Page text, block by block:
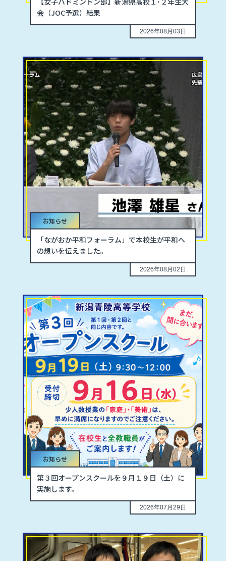
会（JOC予選）結果
2026年08月03日
お知らせ
「ながおか平和フォーラム」で本校生が平和へ
の想いを伝えました。
2026年08月02日
お知らせ
第３回オープンスクールを９月１９日（土）に
実施します。
2026年07月29日